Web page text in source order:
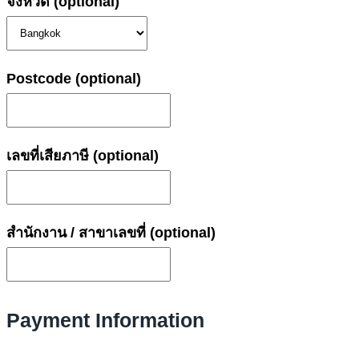
Postcode (optional)
เลขที่เสียภาษี (optional)
สำนักงาน / สาขาเลขที่ (optional)
Payment Information